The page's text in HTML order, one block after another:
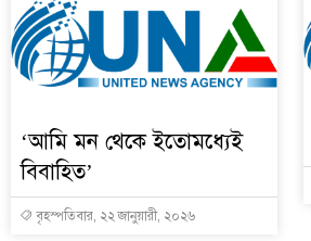
‘আমি মন থেকে ইতোমধ্যেই
বিবাহিত’
বৃহস্পতিবার, ২২ জানুয়ারী, ২০২৬